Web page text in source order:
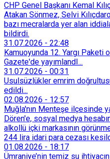
CHP Genel Başkanı Kemal
Atakan Sönmez, Selvi
bazı mecralarda yer alan
bildirdi.
31.07.2026 - 22:48
Kamuoyunda 12. Yargı
Gazete'de yayımlandI...
31.07.2026 - 00:31
Usulsüzlükler emrim
edildi...
02.08.2026 - 12:57
Muğla'nın Menteşe ilçesinde
Dören'e, sosyal medya
alkollü içki markasının
244 lira idari para cezası
taşımadığını savunan Dören,
başvurdu.
01.08.2026 - 18:17
Ümraniye’nin temiz su